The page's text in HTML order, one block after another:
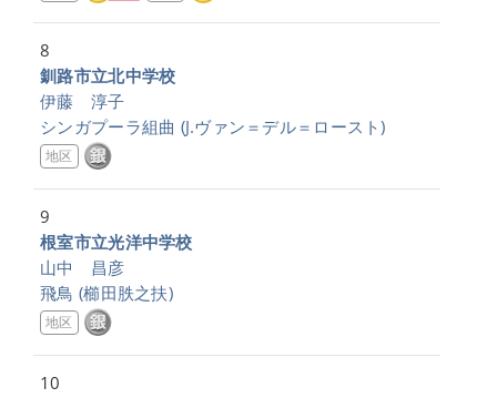
8
釧路市立北中学校
伊藤 淳子
シンガプーラ組曲 (J.ヴァン＝デル＝ロースト)
地区
9
根室市立光洋中学校
山中 昌彦
飛鳥 (櫛田胅之扶)
地区
10